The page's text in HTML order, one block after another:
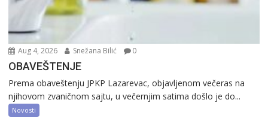
Aug 4, 2026 Snežana Bilić 0
OBAVEŠTENJE
Prema obaveštenju JPKP Lazarevac, objavljenom večeras na
njihovom zvaničnom sajtu, u večernjim satima došlo je do...
Novosti